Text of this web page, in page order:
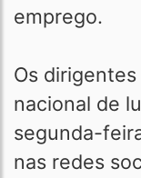
emprego.
Os
nacional de
segunda-
nas redes